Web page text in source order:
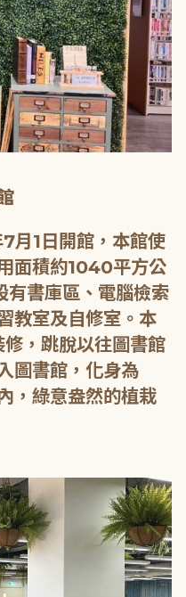
月1日開館，本館使
面積約1040平方公
有書庫區、電腦檢索
教室及自修室。本
，跳脫以往圖書館
圖書館，化身為
，綠意盎然的植栽